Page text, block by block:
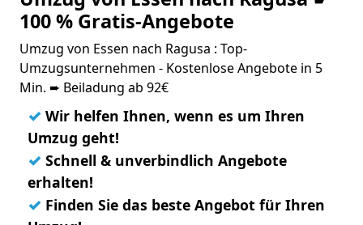
100 % Gratis-Angebote
Umzug von Essen nach Ragusa : Top-
Umzugsunternehmen - Kostenlose Angebote in 5
Min. ➨ Beiladung ab 92€
✓ Wir helfen Ihnen, wenn es um Ihren
Umzug geht!
✓ Schnell & unverbindlich Angebote
erhalten!
✓ Finden Sie das beste Angebot für Ihren